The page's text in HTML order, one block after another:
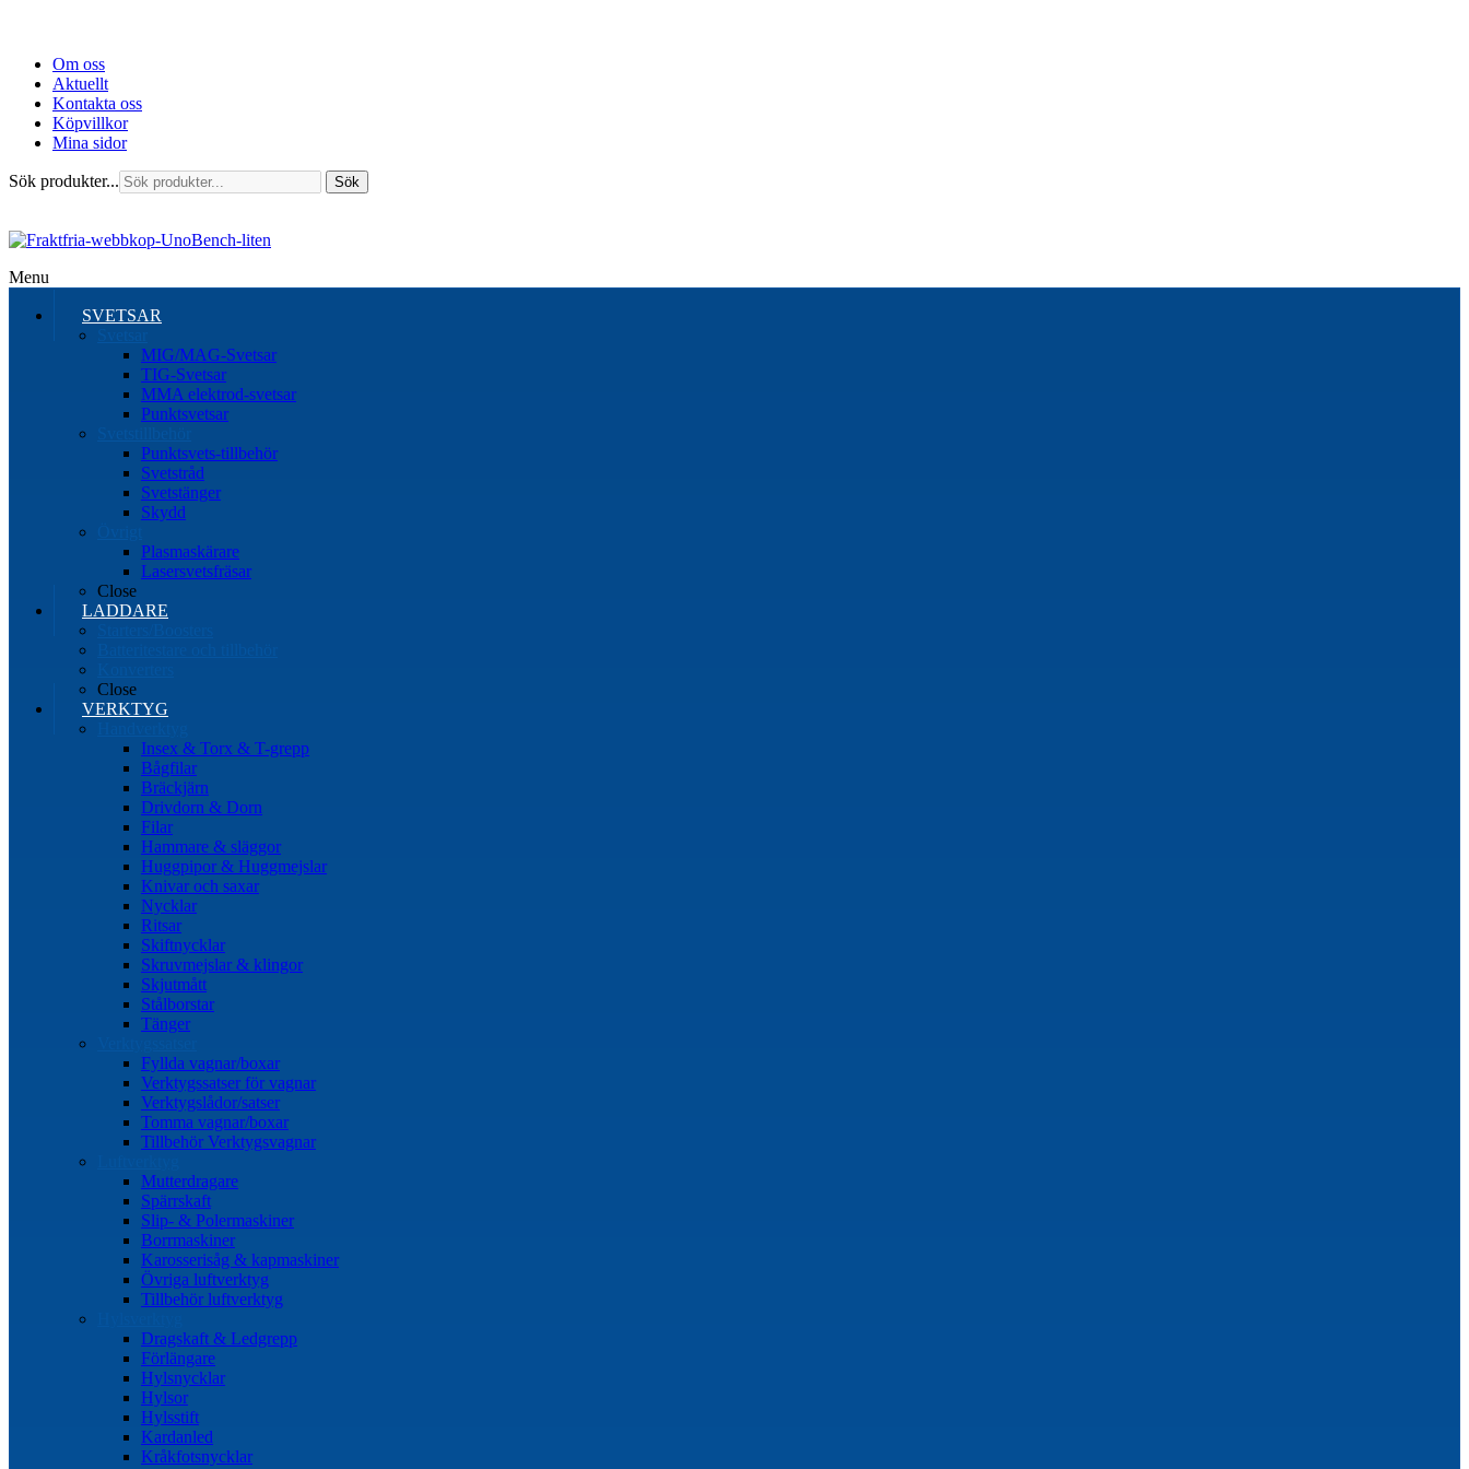
Om oss
Aktuellt
Kontakta oss
Köpvillkor
Mina sidor
Sök produkter... Sök
Menu
SVETSAR
MIG/MAG-Svetsar
TIG-Svetsar
MMA elektrod-svetsar
Punktsvetsar
Punktsvets-tillbehör
Svetstråd
Svetstänger
Skydd
Plasmaskärare
Lasersvetsfräsar
Close
LADDARE
Close
VERKTYG
Insex & Torx & T-grepp
Bågfilar
Bräckjärn
Drivdorn & Dorn
Filar
Hammare & släggor
Huggpipor & Huggmejslar
Knivar och saxar
Nycklar
Ritsar
Skiftnycklar
Skruvmejslar & klingor
Skjutmått
Stålborstar
Tänger
Fyllda vagnar/boxar
Verktygssatser för vagnar
Verktygslådor/satser
Tomma vagnar/boxar
Tillbehör Verktygsvagnar
Mutterdragare
Spärrskaft
Slip- & Polermaskiner
Borrmaskiner
Karosserisåg & kapmaskiner
Övriga luftverktyg
Tillbehör luftverktyg
Dragskaft & Ledgrepp
Förlängare
Hylsnycklar
Hylsor
Hylsstift
Kardanled
Kråkfotsnycklar